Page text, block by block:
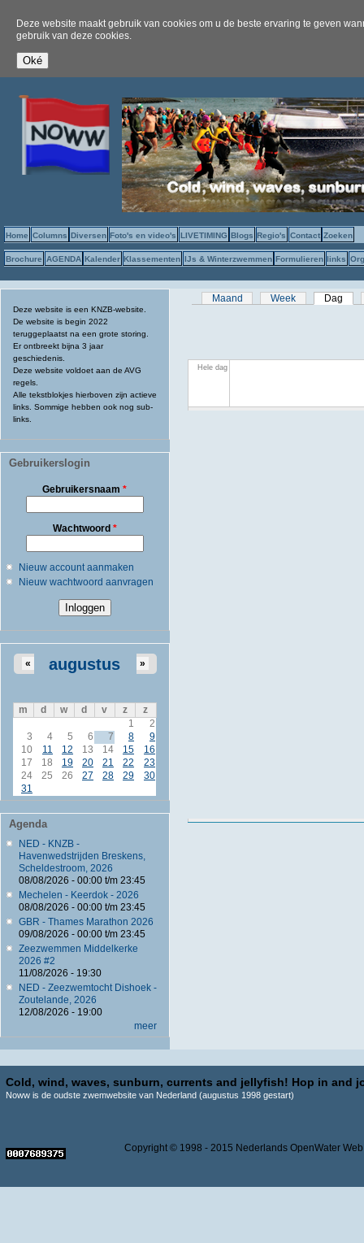
Deze website maakt gebruik van cookies om u de beste ervaring te geven
gebruik van deze cookies.
Home Columns Diversen Foto's en video's LIVETIMING Blogs Regio's Contact Zoeken
Brochure AGENDA Kalender Klassementen IJs & Winterzwemmen Formulieren links
Deze website is een KNZB-website.
De website is begin 2022
teruggeplaatst na een grote storing.
Er ontbreekt bijna 3 jaar
geschiedenis.
Deze website voldoet aan de AVG
regels.
Alle tekstblokjes hierboven zijn actieve
links. Sommige hebben ook nog sub-
links.
Gebruikerslogin
Gebruikersnaam*
Wachtwoord *
Nieuw account aanmaken
Nieuw wachtwoord aanvragen
augustus
« »
m d w d v z
z
1
2
3
4 5 6 7 8
9
10
11 12 13 14 15
16
17
18 19 20 21 22
23
24
25 26 27 28 29
30
31
Agenda
NED - KNZB -
Havenwedstrijden Breskens,
Scheldestroom, 2026
08/08/2026 - 00:00t/m 23:45
Mechelen - Keerdok - 2026
08/08/2026 - 00:00t/m 23:45
GBR - Thames Marathon 2026
09/08/2026 - 00:00t/m 23:45
Zeezwemmen Middelkerke
2026 #2
11/08/2026 - 19:30
NED - Zeezwemtocht Dishoek -
Zoutelande, 2026
12/08/2026 - 19:00
meer
Primaire tabs
Maand Week Dag
Hele dag
Cold, wind, waves, sunburn, currents and jellyfish! Hop in and
Noww is de oudste zwemwebsite van Nederland (augustus 1998 gestart)
Copyright © 1998 - 2015 Nederlands OpenWater